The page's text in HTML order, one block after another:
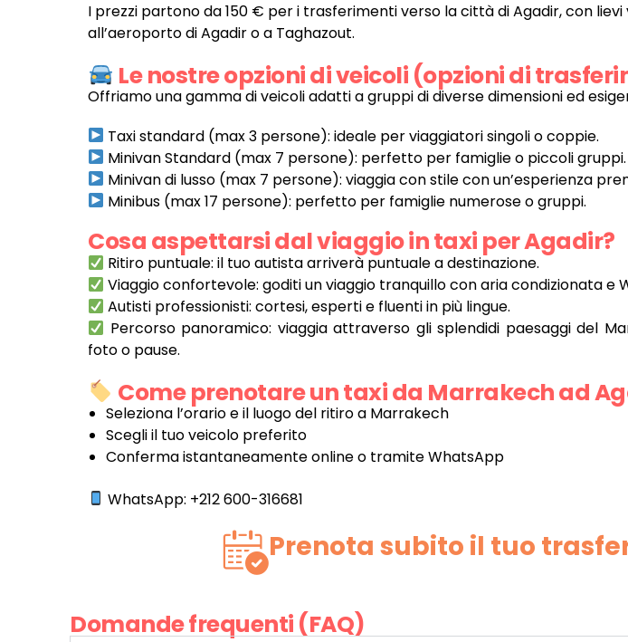
I prezzi partono da 150 € per i trasferimenti verso la città di Agadir, con lievi
all’aeroporto di Agadir o a Taghazout.
Le nostre opzioni di veicoli (opzioni di
Offriamo una gamma di veicoli adatti a gruppi di diverse dimensioni ed
Taxi standard (max 3 persone): ideale per viaggiatori singoli o coppie.
Minivan Standard (max 7 persone): perfetto per famiglie o piccoli gruppi.
Minivan di lusso (max 7 persone): viaggia con stile con un’esperienza
Minibus (max 17 persone): perfetto per famiglie numerose o gruppi.
Cosa aspettarsi dal viaggio in taxi per Agadir?
Ritiro puntuale: il tuo autista arriverà puntuale a destinazione.
Viaggio confortevole: goditi un viaggio tranquillo con aria condizionata e
Autisti professionisti: cortesi, esperti e fluenti in più lingue.
Percorso panoramico: viaggia attraverso gli splendidi paesaggi del
foto o pause.
Come prenotare un taxi da Marrakech ad
Seleziona l’orario e il luogo del ritiro a Marrakech
Scegli il tuo veicolo preferito
Conferma istantaneamente online o tramite WhatsApp
WhatsApp: +212 600-316681
Prenota subito il tuo
Domande frequenti (FAQ)